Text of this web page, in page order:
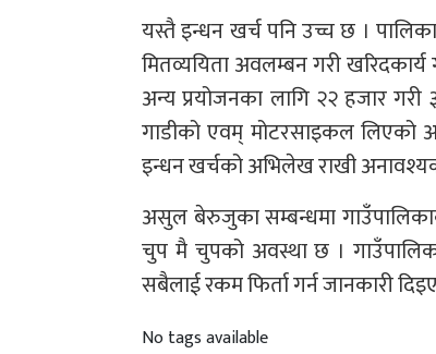
यस्तै इन्धन खर्च पनि उच्च छ ।
मितव्ययिता अवलम्बन गरी
अन्य प्रयोजनका लागि २२ हजार
गाडीको एवम् मोटरसाइकल लिएको
इन्धन खर्चको अभिलेख राखी
असुल बेरुजुका सम्बन्धमा
चुप मै चुपको अवस्था छ ।
सबैलाई रकम फिर्ता गर्न जानकारी
No tags available